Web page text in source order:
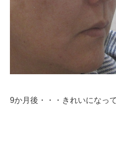
9か月後・・・きれいになっ